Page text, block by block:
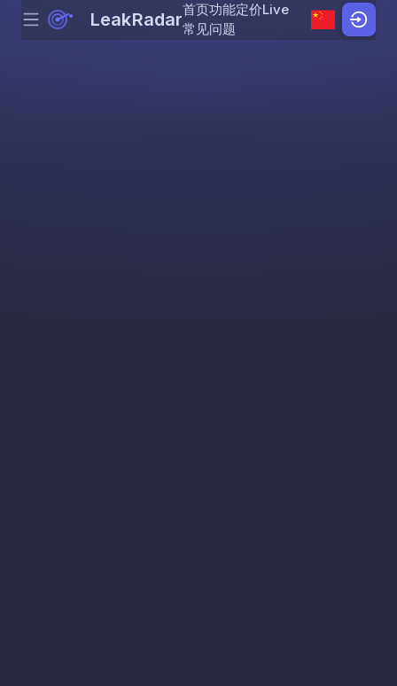
Skip to content
Menu LeakRadar首页功能定价Live
常见问题